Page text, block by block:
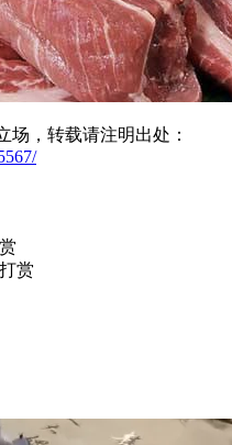
场，转载请注明出处：
赏